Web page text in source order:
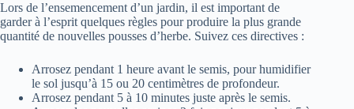
Lors de l’ensemencement d’un jardin, il est important de
garder à l’esprit quelques règles pour produire la plus grande
quantité de nouvelles pousses d’herbe. Suivez ces directives :
Arrosez pendant 1 heure avant le semis, pour humidifier
le sol jusqu’à 15 ou 20 centimètres de profondeur.
Arrosez pendant 5 à 10 minutes juste après le semis.